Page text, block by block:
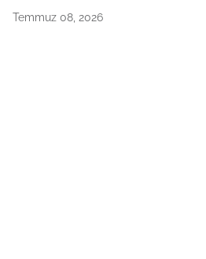
Temmuz 08, 2026